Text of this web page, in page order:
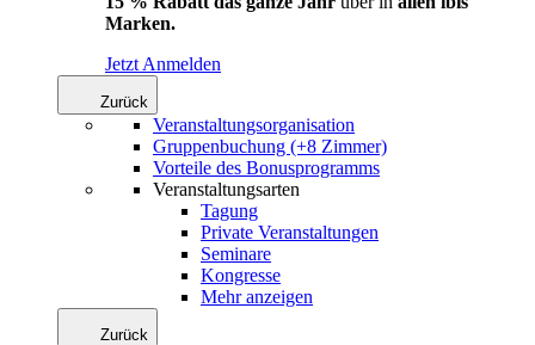
Marken.
Jetzt Anmelden
Zurück
Veranstaltungsorganisation
Gruppenbuchung (+8 Zimmer)
Vorteile des Bonusprogramms
Veranstaltungsarten
Tagung
Private Veranstaltungen
Seminare
Kongresse
Mehr anzeigen
Zurück